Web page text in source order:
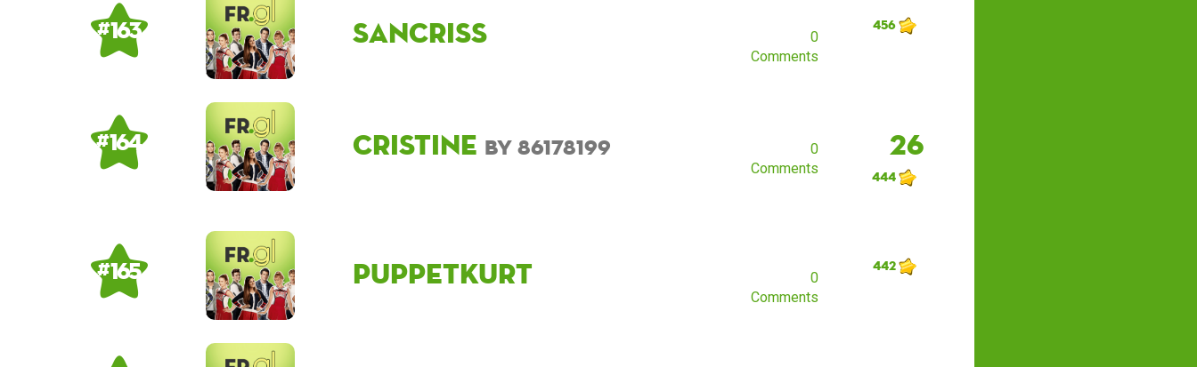
# 163 sancriss
0
Comments
456
# 164 cristine by 86178199
0
Comments
26
444
# 165 PuppetKurt
0
Comments
442